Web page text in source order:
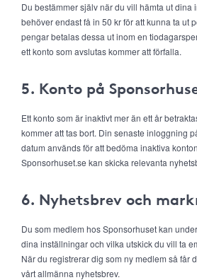
Du bestämmer själv när du vill hämta ut dina
behöver endast få in 50 kr för att kunna ta ut
pengar betalas dessa ut inom en
ett konto som avslutas kommer att förfalla.
5. Konto på
Ett konto som är inaktivt mer än ett år
kommer att tas bort. Din senaste inloggning
datum används för att bedöma inaktiva
Sponsorhuset.se kan skicka relevanta
6. Nyhetsbrev och
Du som medlem hos Sponsorhuset kan
dina inställningar och vilka utskick du vill ta
När du registrerar dig som ny medlem så får
vårt allmänna nyhetsbrev.